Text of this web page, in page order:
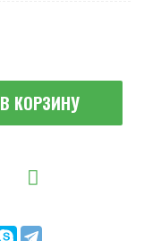
В КОРЗИНУ